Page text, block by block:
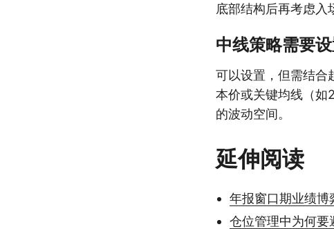
底部结构后再考虑入
中线策略需要
可以设置，但需结合
本价或关键均线（如
的波动空间。
延伸阅读
年报窗口期业绩博
仓位管理中为何要